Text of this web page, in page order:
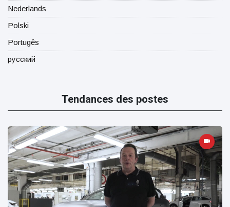
Nederlands
Polski
Portugês
русский
Tendances des postes